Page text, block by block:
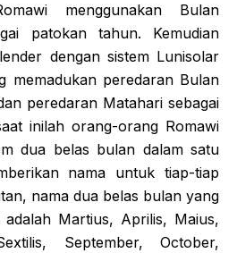
menggunakan Bulan
patokan tahun. Kemudian
dengan sistem Lunisolar
memadukan peredaran Bulan
peredaran Matahari sebagai
inilah orang-orang Romawi
dua belas bulan dalam satu
nama untuk tiap-tiap
nama dua belas bulan yang
Martius, Aprilis, Maius,
September, October,